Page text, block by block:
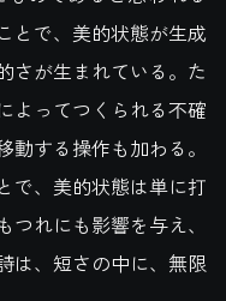
とで、美的状態が生成
さが生まれている。た
よってつくられる不確
する操作も加わる。
で、美的状態は単に打
れにも影響を与え、
は、短さの中に、無限